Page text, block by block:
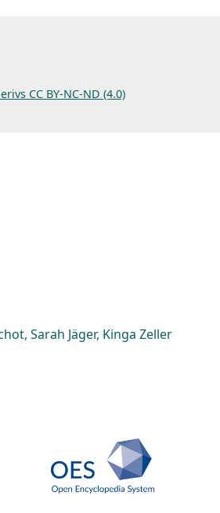
CC BY-NC-ND (4.0)
Sarah Jäger, Kinga Zeller